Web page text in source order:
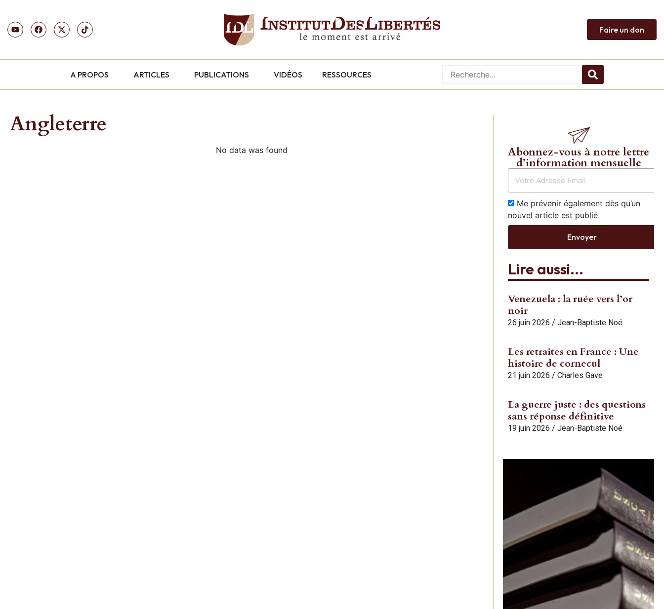
Faire un don
A PROPOS ARTICLES PUBLICATIONS VIDÉOS RESSOURCES
Angleterre
No data was found Abonnez-vous à notre lettre
d’information mensuelle
Me prévenir également dès qu’un
nouvel article est publié
Envoyer
Lire aussi...
Venezuela : la ruée vers l’or
noir
26 juin 2026 / Jean-Baptiste Noé
Les retraites en France : Une
histoire de cornecul
21 juin 2026 / Charles Gave
La guerre juste : des questions
sans réponse définitive
19 juin 2026 / Jean-Baptiste Noé